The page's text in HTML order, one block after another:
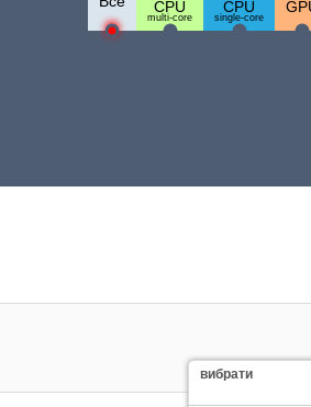
CPU
multi-core
CPU
single-core
вибрати